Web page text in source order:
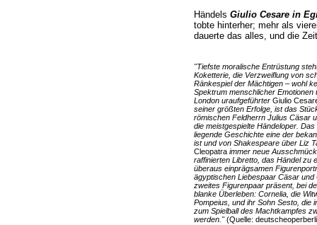
Händels Giulio Cesare in
tobte hinterher; mehr als
dauerte das alles, und die
"Tiefste moralische Entrüstung
Koketterie, die Verzweiflung von
Ränkespiel der Mächtigen – wohl
Spektrum menschlicher Emotionen
London uraufgeführterGiulio
seiner größten Erfolge, ist das
römischen Feldherrn Julius Cäsar
die meistgespielte Händeloper.
liegende Geschichte eine der
ist und von Shakespeare über Liz
Cleopatraimmer neue
raffinierten Libretto, das Händel zu
überaus einprägsamen
ägyptischen Liebespaar Cäsar und
zweites Figurenpaar präsent, bei
blanke Überleben: Cornelia, die
Pompeius, und ihr Sohn Sesto, die
zum Spielball des Machtkampfes
werden."(Quelle: